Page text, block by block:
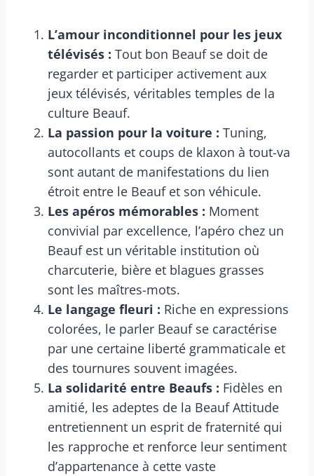
L’amour inconditionnel pour les jeux
télévisés : Tout bon Beauf se doit de
regarder et participer activement aux
jeux télévisés, véritables temples de la
culture Beauf.
La passion pour la voiture : Tuning,
autocollants et coups de klaxon à tout-va
sont autant de manifestations du lien
étroit entre le Beauf et son véhicule.
Les apéros mémorables : Moment
convivial par excellence, l’apéro chez un
Beauf est un véritable institution où
charcuterie, bière et blagues grasses
sont les maîtres-mots.
Le langage fleuri : Riche en expressions
colorées, le parler Beauf se caractérise
par une certaine liberté grammaticale et
des tournures souvent imagées.
La solidarité entre Beaufs : Fidèles en
amitié, les adeptes de la Beauf Attitude
entretiennent un esprit de fraternité qui
les rapproche et renforce leur sentiment
d’appartenance à cette vaste